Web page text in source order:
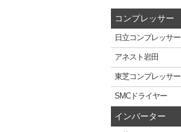
コンプレッサー
日立コンプレッサー
アネスト岩田
東芝コンプレッサー
SMCドライヤー
インバーター